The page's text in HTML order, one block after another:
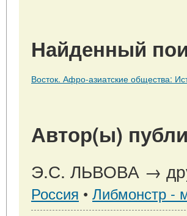
Найденный
Восток. Афро-азиатские общества:
Автор(ы)
Э.С. ЛЬВОВА →
Россия • Либмонстр -